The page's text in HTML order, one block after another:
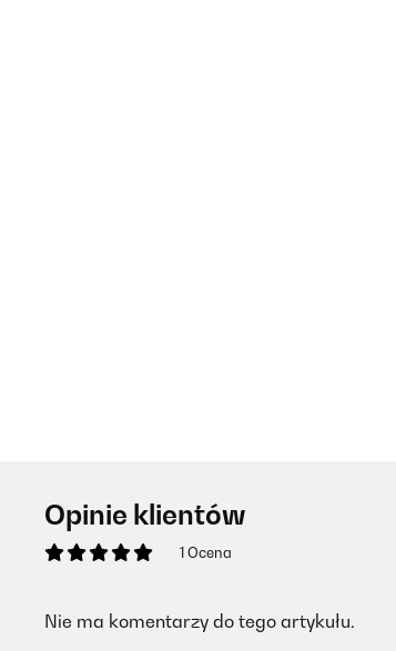
Opinie klientów
1 Ocena
Nie ma komentarzy do tego artykułu.